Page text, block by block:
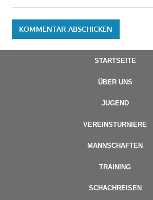
STARTSEITE
ÜBER UNS
JUGEND
VEREINSTURNIERE
MANNSCHAFTEN
TRAINING
SCHACHREISEN